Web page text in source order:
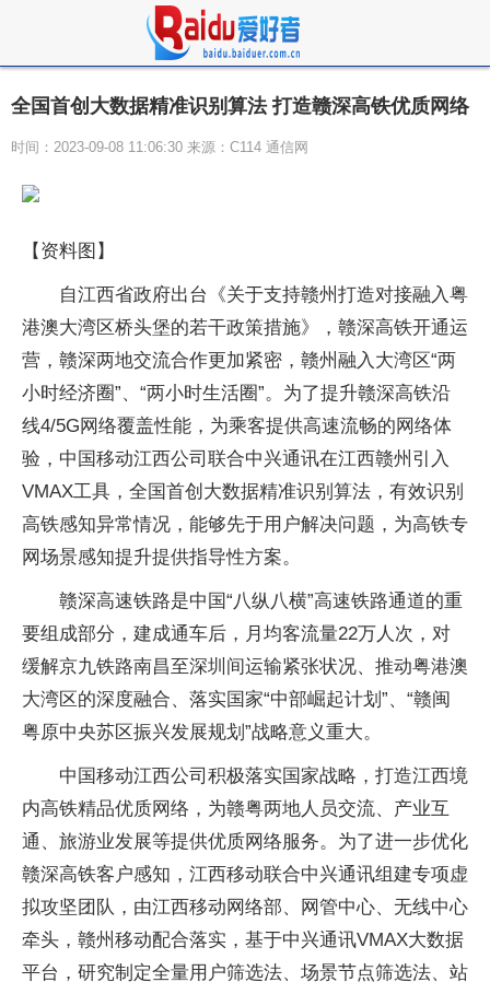
全国首创大数据精准识别算法 打造赣深高铁优质网络
时间：2023-09-08 11:06:30 来源：C114 通信网
【资料图】
自江西省政府出台《关于支持赣州打造对接融入粤
港澳大湾区桥头堡的若干政策措施》，赣深高铁开通运
营，赣深两地交流合作更加紧密，赣州融入大湾区“两
小时经济圈”、“两小时生活圈”。为了提升赣深高铁沿
线4/5G网络覆盖性能，为乘客提供高速流畅的网络体
验，中国移动江西公司联合中兴通讯在江西赣州引入
VMAX工具，全国首创大数据精准识别算法，有效识别
高铁感知异常情况，能够先于用户解决问题，为高铁专
网场景感知提升提供指导性方案。
赣深高速铁路是中国“八纵八横”高速铁路通道的重
要组成部分，建成通车后，月均客流量22万人次，对
缓解京九铁路南昌至深圳间运输紧张状况、推动粤港澳
大湾区的深度融合、落实国家“中部崛起计划”、“赣闽
粤原中央苏区振兴发展规划”战略意义重大。
中国移动江西公司积极落实国家战略，打造江西境
内高铁精品优质网络，为赣粤两地人员交流、产业互
通、旅游业发展等提供优质网络服务。为了进一步优化
赣深高铁客户感知，江西移动联合中兴通讯组建专项虚
拟攻坚团队，由江西移动网络部、网管中心、无线中心
牵头，赣州移动配合落实，基于中兴通讯VMAX大数据
平台，研究制定全量用户筛选法、场景节点筛选法、站